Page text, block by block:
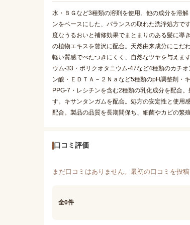
水・ＢＧなど3種類の溶剤を使用。他の成分を溶
ンをベースにした、バランスの取れた洗浄処方で
度なうるおいと補修効果でまとまりのある髪に導
の植物エキスを贅沢に配合。天然由来成分にこだ
軽い質感でべたつきにくく、自然なツヤを与えま
ウム-33・ポリクオタニウム-47など4種類のカチ
ン酸・ＥＤＴＡ－２Ｎａなど5種類のpH調整剤・
PPG-7・レシチンを含む2種類の乳化成分を配合
す。キサンタンガムを配合。処方の安定性と使用
配合。製品の品質を長期間保ち、細菌やカビの繁
口コミ評価
まだ口コミはありません。最初の口コミを投
全0件